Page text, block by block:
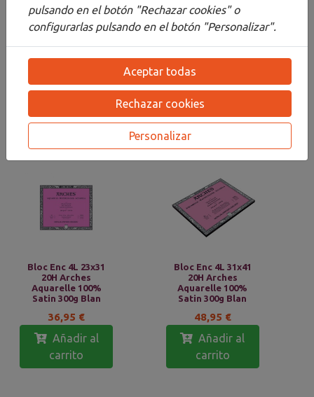
Adjuntos
¡Este producto no tiene descripción!
PRODUCTOSRELACIONADOS
Bloc Enc 4L 23x31
20H Arches
Aquarelle 100%
Satin 300g Blan
36,95 €
Añadir al
carrito
Bloc Enc 4L 31x41
20H Arches
Aquarelle 100%
Satin 300g Blan
48,95 €
Añadir al
carrito
pulsando en el botón "Rechazar cookies" o
configurarlas pulsando en el botón "Personalizar".
Aceptar todas
Rechazar cookies
Personalizar